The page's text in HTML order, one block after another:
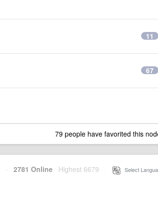
11
67
79 people have favorited this
· 2781 Online Highest 6679 Select